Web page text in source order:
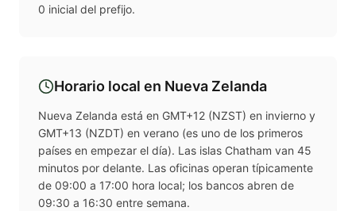
0 inicial del prefijo.
Horario local en Nueva Zelanda
Nueva Zelanda está en GMT+12 (NZST) en invierno y
GMT+13 (NZDT) en verano (es uno de los primeros
países en empezar el día). Las islas Chatham van 45
minutos por delante. Las oficinas operan típicamente
de 09:00 a 17:00 hora local; los bancos abren de
09:30 a 16:30 entre semana.